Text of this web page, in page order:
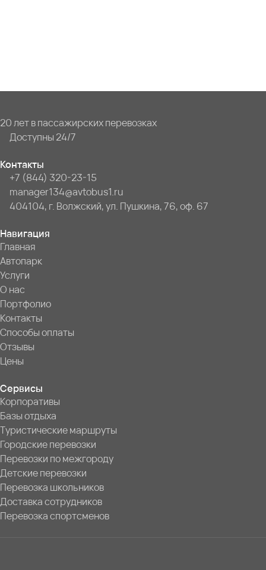
20 лет в пассажирских перевозках
Доступны 24/7
Контакты
+7 (844) 320-23-15
manager134@avtobus1.ru
404104, г. Волжский, ул. Пушкина, 76, оф. 67
Навигация
Главная
Автопарк
Услуги
О нас
Портфолио
Контакты
Способы оплаты
Отзывы
Цены
Сервисы
Корпоративы
Базы отдыха
Туристические маршруты
Городские перевозки
Перевозки по межгороду
Детские перевозки
Перевозка школьников
Доставка сотрудников
Перевозка спортсменов